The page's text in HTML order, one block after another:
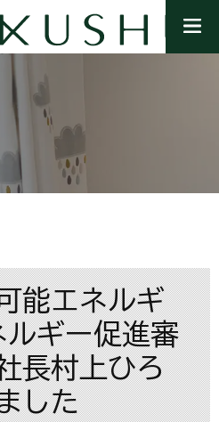
ニ
能エネルギ
ルギー促進審
長村上ひろ
した